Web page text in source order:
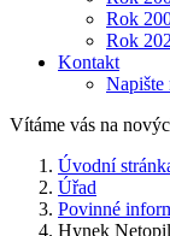
Rok
Rok
Kontakt
Napište
Vítáme vás na
Úvodní
Úřad
Povinné
Hynek Netopil